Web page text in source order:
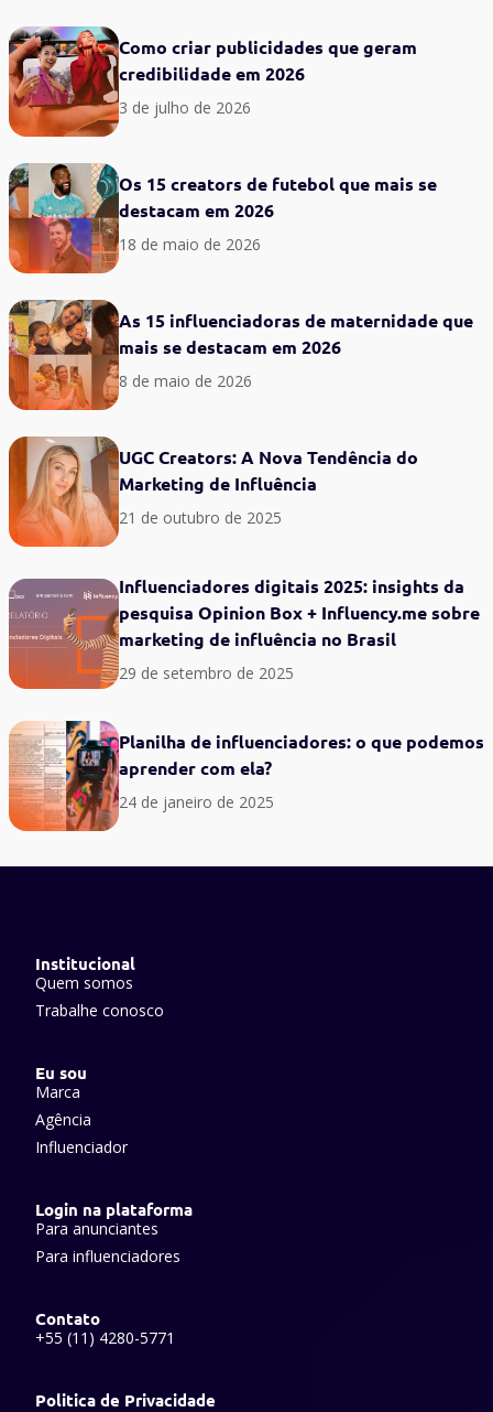
Como criar publicidades que geram
credibilidade em 2026
3 de julho de 2026
Os 15 creators de futebol que mais se
destacam em 2026
18 de maio de 2026
As 15 influenciadoras de maternidade que
mais se destacam em 2026
8 de maio de 2026
UGC Creators: A Nova Tendência do
Marketing de Influência
21 de outubro de 2025
Influenciadores digitais 2025: insights da
pesquisa Opinion Box + Influency.me sobre
marketing de influência no Brasil
29 de setembro de 2025
Planilha de influenciadores: o que podemos
aprender com ela?
24 de janeiro de 2025
Institucional
Quem somos
Trabalhe conosco
Eu sou
Marca
Agência
Influenciador
Login na plataforma
Para anunciantes
Para influenciadores
Contato
+55 (11) 4280-5771
Politica de Privacidade